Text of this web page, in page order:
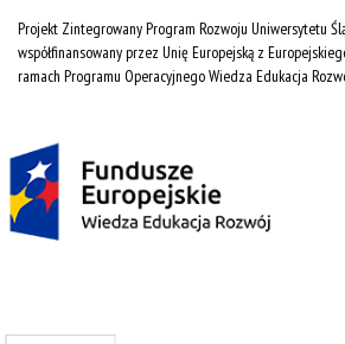
Projekt Zintegrowany Program Rozwoju Uniwersytetu
współfinansowany przez Unię Europejską z
ramach Programu Operacyjnego Wiedza Edukacja